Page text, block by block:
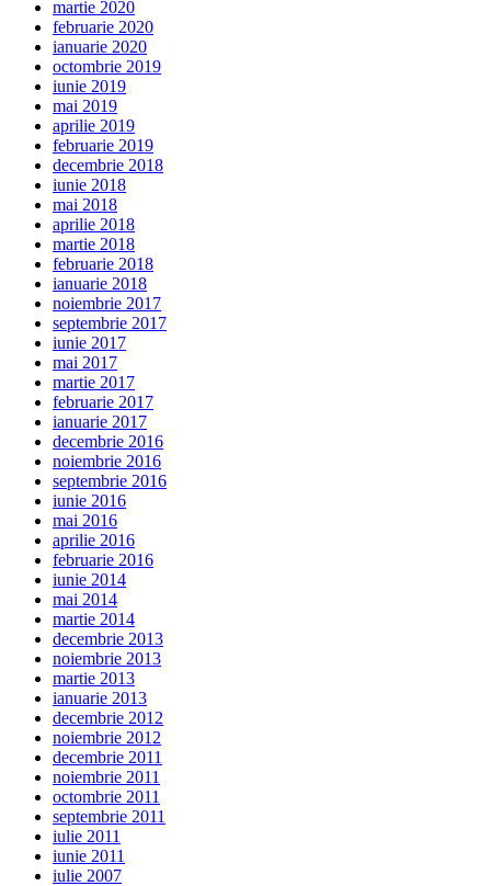
martie 2020
februarie 2020
ianuarie 2020
octombrie 2019
iunie 2019
mai 2019
aprilie 2019
februarie 2019
decembrie 2018
iunie 2018
mai 2018
aprilie 2018
martie 2018
februarie 2018
ianuarie 2018
noiembrie 2017
septembrie 2017
iunie 2017
mai 2017
martie 2017
februarie 2017
ianuarie 2017
decembrie 2016
noiembrie 2016
septembrie 2016
iunie 2016
mai 2016
aprilie 2016
februarie 2016
iunie 2014
mai 2014
martie 2014
decembrie 2013
noiembrie 2013
martie 2013
ianuarie 2013
decembrie 2012
noiembrie 2012
decembrie 2011
noiembrie 2011
octombrie 2011
septembrie 2011
iulie 2011
iunie 2011
iulie 2007